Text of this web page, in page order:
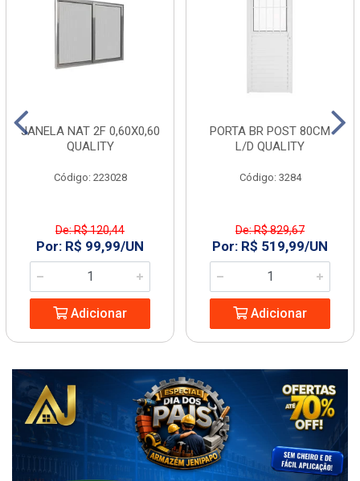
JANELA NAT 2F 0,60X0,60
QUALITY
Código: 223028
De: R$ 120,44
Por: R$ 99,99/UN
Adicionar
PORTA BR POST 80CM
L/D QUALITY
Código: 3284
De: R$ 829,67
Por: R$ 519,99/UN
Adicionar